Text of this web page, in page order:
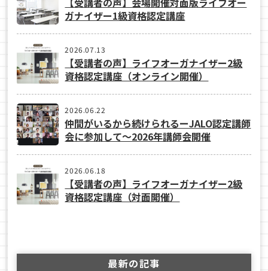
ガナイザー1級資格認定講座
2026.07.13
【受講者の声】ライフオーガナイザー2級
資格認定講座（オンライン開催）
2026.06.22
仲間がいるから続けられるーJALO認定講師
会に参加して～2026年講師会開催
2026.06.18
【受講者の声】ライフオーガナイザー2級
資格認定講座（対面開催）
最新の記事